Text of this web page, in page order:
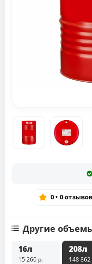
0 • 0 отзывов
Другие
16л
15 260 р.
208л
148 862